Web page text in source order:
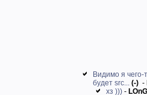
Видимо я
будет src... (-) -
хз ))) - LOnG